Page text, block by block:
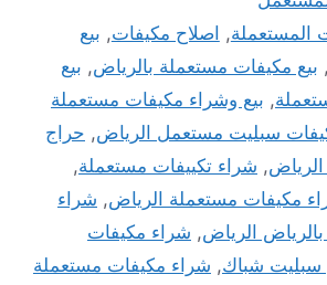
المستعملة, اصلاح مكيفات, بيع
, بيع مكيفات مستعملة بالرياض, بيع
, بيع وشراء مكيفات مستعملة
سبليت مستعمل الرياض, حراج
, شراء تكييفات مستعملة,
مكيفات مستعملة الرياض, شراء
الرياض, شراء مكيفات
سبليت شباك, شراء مكيفات مستعملة